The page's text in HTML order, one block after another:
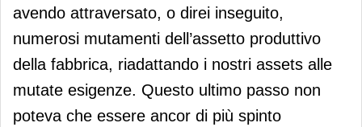
avendo attraversato, o direi inseguito,
numerosi mutamenti dell’assetto produttivo
della fabbrica, riadattando i nostri assets alle
mutate esigenze. Questo ultimo passo non
poteva che essere ancor di più spinto